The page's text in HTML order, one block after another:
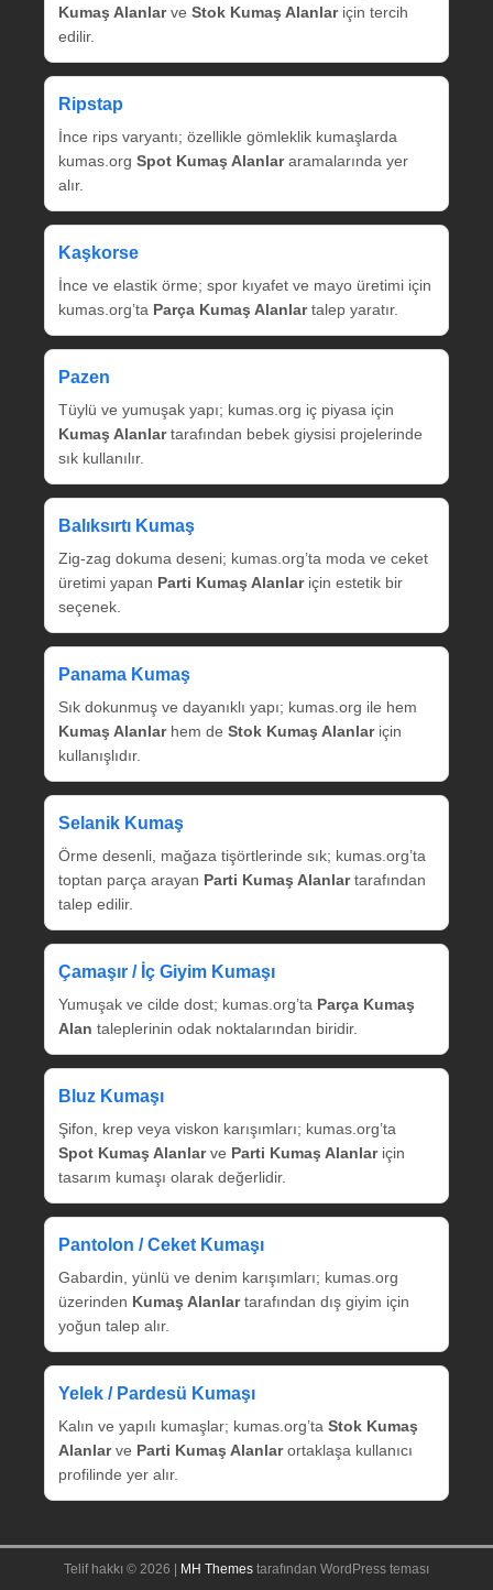
Kumaş Alanlarve Stok Kumaş Alanlariçin tercih
edilir.
Ripstap
İnce rips varyantı; özellikle gömleklik kumaşlarda
kumas.org Spot Kumaş Alanlararamalarında yer
alır.
Kaşkorse
İnce ve elastik örme; spor kıyafet ve mayo üretimi için
kumas.org’ta Parça Kumaş Alanlartalep yaratır.
Pazen
Tüylü ve yumuşak yapı; kumas.org iç piyasa için
Kumaş Alanlartarafından bebek giysisi projelerinde
sık kullanılır.
Balıksırtı Kumaş
Zig‑zag dokuma deseni; kumas.org’ta moda ve ceket
üretimi yapan Parti Kumaş Alanlariçin estetik bir
seçenek.
Panama Kumaş
Sık dokunmuş ve dayanıklı yapı; kumas.org ile hem
Kumaş Alanlarhem de Stok Kumaş Alanlariçin
kullanışlıdır.
Selanik Kumaş
Örme desenli, mağaza tişörtlerinde sık; kumas.org’ta
toptan parça arayan Parti Kumaş Alanlartarafından
talep edilir.
Çamaşır / İç Giyim Kumaşı
Yumuşak ve cilde dost; kumas.org’ta Parça Kumaş
Alan taleplerinin odak noktalarından biridir.
Bluz Kumaşı
Şifon, krep veya viskon karışımları; kumas.org’ta
Spot Kumaş Alanlarve Parti Kumaş Alanlariçin
tasarım kumaşı olarak değerlidir.
Pantolon / Ceket Kumaşı
Gabardin, yünlü ve denim karışımları; kumas.org
üzerinden Kumaş Alanlartarafından dış giyim için
yoğun talep alır.
Yelek / Pardesü Kumaşı
Kalın ve yapılı kumaşlar; kumas.org’ta Stok Kumaş
Alanlarve Parti Kumaş Alanlarortaklaşa kullanıcı
profilinde yer alır.
Telif hakkı © 2026 | MH Themes tarafından WordPress teması